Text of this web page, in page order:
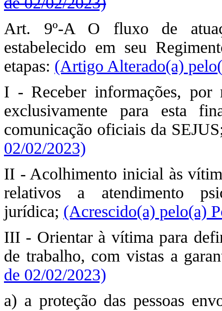
Art. 9º-A O fluxo de
estabelecido em seu
etapas: (Artigo Alterado(a)
I - Receber informações, por
exclusivamente para esta
comunicação oficiais da
02/02/2023)
II - Acolhimento inicial às
relativos a atendimento
jurídica; (Acrescido(a) pelo(a)
III - Orientar à vítima para
de trabalho, com vistas a
de 02/02/2023)
a) a proteção das pessoas